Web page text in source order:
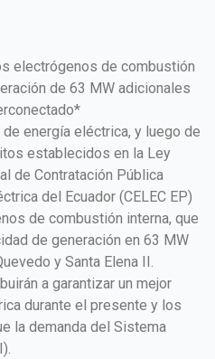
electrógenos de combustión
de 63 MW adicionales
energía eléctrica, y luego de
establecidos en la Ley
de Contratación Pública
del Ecuador (CELEC EP)
de combustión interna, que
de generación en 63 MW
y Santa Elena II.
a garantizar un mejor
durante el presente y los
la demanda del Sistema